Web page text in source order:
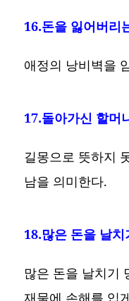
16.돈을 잃어버리
애정의 낭비벽을
17.돌아가신 할머
길몽으로 뜻하지
남을 의미한다.
18.많은 돈을 날
많은 돈을 날치기
재물에 손해를 입